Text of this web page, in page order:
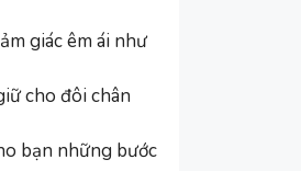
giác êm ái như
cho đôi chân
bạn những bước